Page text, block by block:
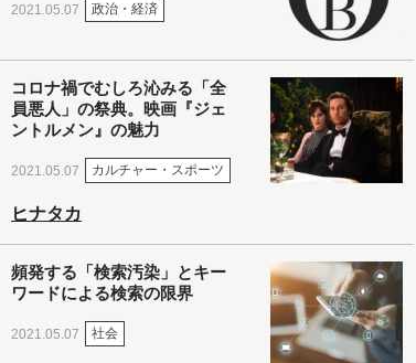
2021.05.07 政治・経済
コロナ禍でむしろ沁みる「全
員悪人」の祭典。映画『ジェ
ントルメン』の魅力
2021.05.07 カルチャー・スポーツ
ヒナタカ
頻発する「検索汚染」とキー
ワードによる検索の限界
2021.05.07 社会